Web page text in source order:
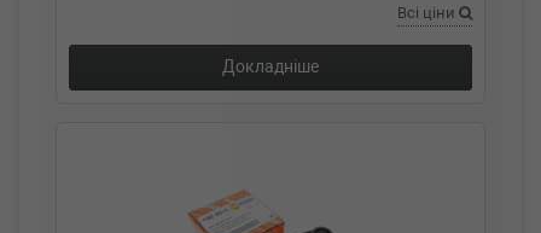
Всі ціни
Докладніше